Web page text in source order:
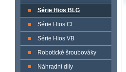
Série Hios BLG
Série Hios CL
Série Hios VB
Robotické šroubováky
Náhradní díly